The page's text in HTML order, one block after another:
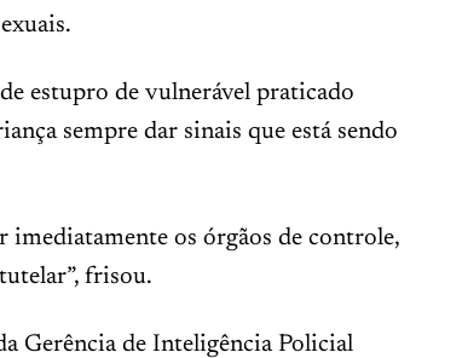
estupro de vulnerável praticado
sempre dar sinais que está sendo
imediatamente os órgãos de controle,
frisou.
Gerência de Inteligência Policial